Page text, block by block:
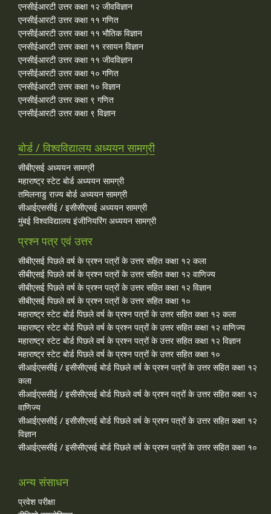
एनसीईआरटी उत्तर कक्षा १२ जीवविज्ञान
एनसीईआरटी उत्तर कक्षा ११ गणित
एनसीईआरटी उत्तर कक्षा ११ भौतिक विज्ञान
एनसीईआरटी उत्तर कक्षा ११ रसायन विज्ञान
एनसीईआरटी उत्तर कक्षा ११ जीवविज्ञान
एनसीईआरटी उत्तर कक्षा १० गणित
एनसीईआरटी उत्तर कक्षा १० विज्ञान
एनसीईआरटी उत्तर कक्षा ९ गणित
एनसीईआरटी उत्तर कक्षा ९ विज्ञान
बोर्ड / विश्वविद्यालय अध्ययन सामग्री
सीबीएसई अध्ययन सामग्री
महाराष्ट्र स्टेट बोर्ड अध्ययन सामग्री
तमिलनाडु राज्य बोर्ड अध्ययन सामग्री
सीआईएससीई / इसीसीएसई अध्ययन सामग्री
मुंबई विश्वविद्यालय इंजीनियरिंग अध्ययन सामग्री
प्रश्न पत्र एवं उत्तर
सीबीएसई पिछले वर्ष के प्रश्न पत्रों के उत्तर सहित कक्षा १२ कला
सीबीएसई पिछले वर्ष के प्रश्न पत्रों के उत्तर सहित कक्षा १२ वाणिज्य
सीबीएसई पिछले वर्ष के प्रश्न पत्रों के उत्तर सहित कक्षा १२ विज्ञान
सीबीएसई पिछले वर्ष के प्रश्न पत्रों के उत्तर सहित कक्षा १०
महाराष्ट्र स्टेट बोर्ड पिछले वर्ष के प्रश्न पत्रों के उत्तर सहित कक्षा १२ कला
महाराष्ट्र स्टेट बोर्ड पिछले वर्ष के प्रश्न पत्रों के उत्तर सहित कक्षा १२ वाणिज्य
महाराष्ट्र स्टेट बोर्ड पिछले वर्ष के प्रश्न पत्रों के उत्तर सहित कक्षा १२ विज्ञान
महाराष्ट्र स्टेट बोर्ड पिछले वर्ष के प्रश्न पत्रों के उत्तर सहित कक्षा १०
सीआईएससीई / इसीसीएसई बोर्ड पिछले वर्ष के प्रश्न पत्रों के उत्तर सहित कक्षा १२
कला
सीआईएससीई / इसीसीएसई बोर्ड पिछले वर्ष के प्रश्न पत्रों के उत्तर सहित कक्षा १२
वाणिज्य
सीआईएससीई / इसीसीएसई बोर्ड पिछले वर्ष के प्रश्न पत्रों के उत्तर सहित कक्षा १२
विज्ञान
सीआईएससीई / इसीसीएसई बोर्ड पिछले वर्ष के प्रश्न पत्रों के उत्तर सहित कक्षा १०
अन्य संसाधन
प्रवेश परीक्षा